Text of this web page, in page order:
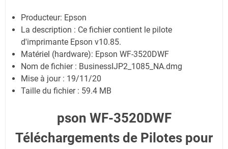
Producteur: Epson
La description : Ce fichier contient le pilote
d'imprimante Epson v10.85.
Matériel (hardware): Epson WF-3520DWF
Nom de fichier : BusinessIJP2_1085_NA.dmg
Mise à jour : 19/11/20
Taille du fichier : 59.4 MB
pson WF-3520DWF
Téléchargements de Pilotes pour